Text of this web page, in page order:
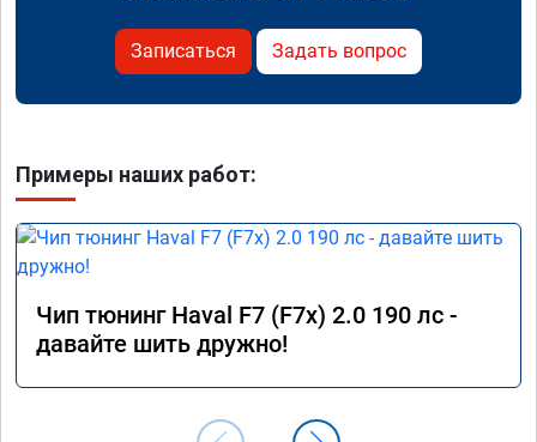
Записаться Задать вопрос
Примеры наших работ:
Чип тюнинг Haval F7 (F7x) 2.0 190 лс -
давайте шить дружно!